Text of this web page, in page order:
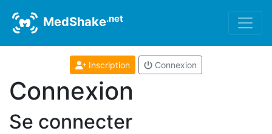
MedShake.net
Inscription Connexion
Connexion
Se connecter